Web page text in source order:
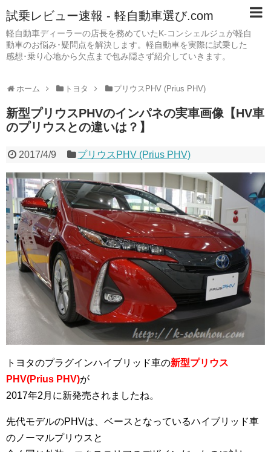
試乗レビュー速報 - 軽自動車選び.com
軽自動車ディーラーの店長を務めていたK-コンシェルジュが軽自
動車のお悩み･疑問点を解決します。軽自動車を実際に試乗した
感想･乗り心地から欠点まで包み隠さず紹介していきます。
ホーム トヨタ プリウスPHV (Prius PHV)
新型プリウスPHVのインパネの実車画像【HV車
のプリウスとの違いは？】
2017/4/9 プリウスPHV (Prius PHV)
トヨタのプラグインハイブリッド車の新型プリウス
PHV(Prius PHV)が
2017年2月に新発売されましたね。
先代モデルのPHVは、ベースとなっているハイブリッド車
のノーマルプリウスと